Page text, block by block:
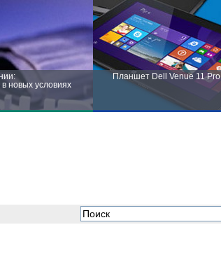
новых условиях
Планшет Dell Venue 11 Pro